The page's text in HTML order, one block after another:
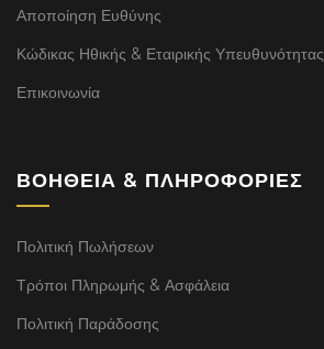
Αποποίηση Ευθύνης
Κώδικας Ηθικής & Εταιρικής Υπευθυνότητας
Επικοινωνία
ΒΟΉΘΕΙΑ & ΠΛΗΡΟΦΟΡΊΕΣ
Πολιτική Πωλήσεων
Τρόποι Πληρωμής & Ασφάλεια
Πολιτική Παράδοσης